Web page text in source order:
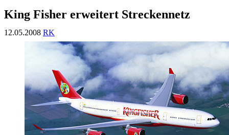
King Fisher erweitert Streckennetz
12.05.2008 RK